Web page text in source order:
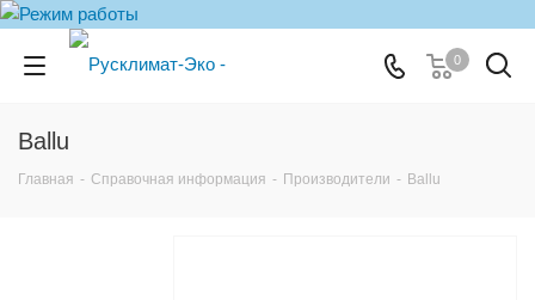
0
Ballu
Главная - Справочная информация - Производители - Ballu